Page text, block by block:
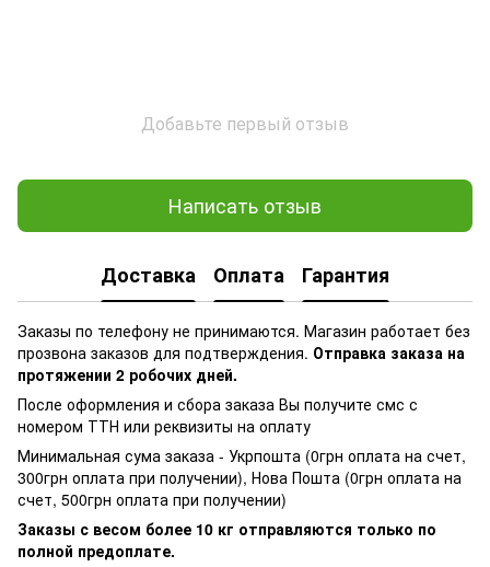
Добавьте первый отзыв
Написать отзыв
Доставка Оплата Гарантия
Заказы по телефону не принимаются. Магазин работает без
прозвона заказов для подтверждения. Отправка заказа на
протяжении 2 робочих дней.
После оформления и сбора заказа Вы получите смс с
номером ТТН или реквизиты на оплату
Минимальная сума заказа - Укрпошта (0грн оплата на счет,
300грн оплата при получении), Нова Пошта (0грн оплата на
счет, 500грн оплата при получении)
Заказы с весом более 10 кг отправляются только по
полной предоплате.